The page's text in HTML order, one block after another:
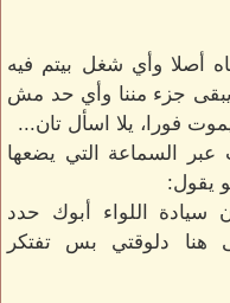
أصلا وأي شغل بيتم فيه
جزء مننا وأي حد مش
فورا، يلا اسأل تان...
السماعة التي يضعها
يقول:
اللواء أبوك حدد
هنا دلوقتي بس تفتكر